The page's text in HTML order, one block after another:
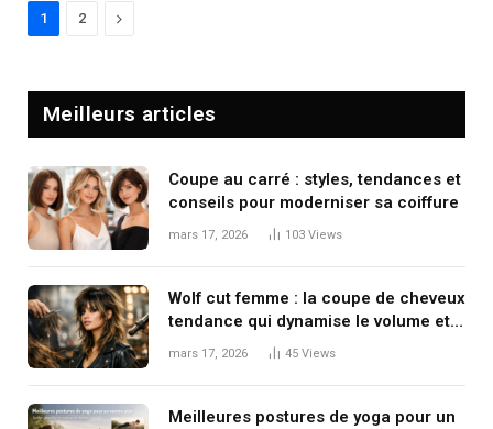
1 2 Suivante
Meilleurs articles
Coupe au carré : styles, tendances et
conseils pour moderniser sa coiffure
mars 17, 2026 103 Views
Wolf cut femme : la coupe de cheveux
tendance qui dynamise le volume et
le mouvement
mars 17, 2026 45 Views
Meilleures postures de yoga pour un